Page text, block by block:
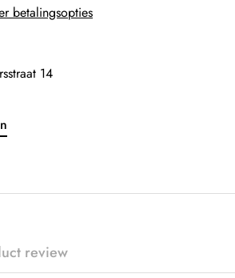
betalingsopties
14
review